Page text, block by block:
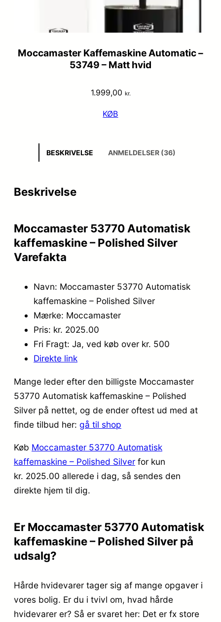
Moccamaster Kaffemaskine Automatic –
53749 – Matt hvid
1.999,00 kr.
KØB
BESKRIVELSE ANMELDELSER (36)
Beskrivelse
Moccamaster 53770 Automatisk
kaffemaskine – Polished Silver
Varefakta
Navn: Moccamaster 53770 Automatisk
kaffemaskine – Polished Silver
Mærke: Moccamaster
Pris: kr. 2025.00
Fri Fragt: Ja, ved køb over kr. 500
Direkte link
Mange leder efter den billigste Moccamaster
53770 Automatisk kaffemaskine – Polished
Silver på nettet, og de ender oftest ud med at
finde tilbud her: gå til shop
Køb Moccamaster 53770 Automatisk
kaffemaskine – Polished Silver for kun
kr. 2025.00 allerede i dag, så sendes den
direkte hjem til dig.
Er Moccamaster 53770 Automatisk
kaffemaskine – Polished Silver på
udsalg?
Hårde hvidevarer tager sig af mange opgaver i
vores bolig. Er du i tvivl om, hvad hårde
hvidevarer er? Så er svaret her: Det er fx store